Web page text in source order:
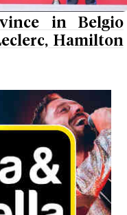
in Belgio
Hamilton